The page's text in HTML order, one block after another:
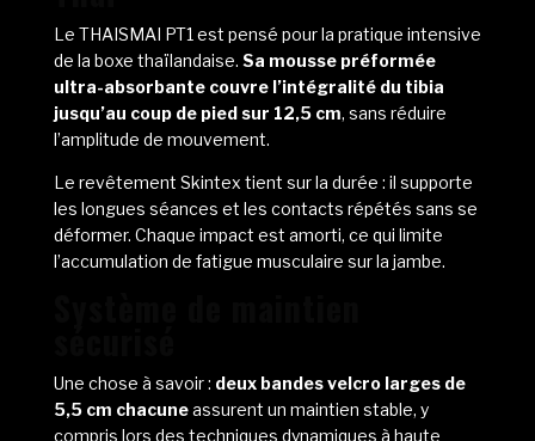
Le THAISMAI PT1 est pensé pour la pratique intensive
de la boxe thaïlandaise. Sa mousse préformée
ultra-absorbante couvre l’intégralité du tibia
jusqu’au coup de pied sur 12,5 cm, sans réduire
l’amplitude de mouvement.
Le revêtement Skintex tient sur la durée : il supporte
les longues séances et les contacts répétés sans se
déformer. Chaque impact est amorti, ce qui limite
l’accumulation de fatigue musculaire sur la jambe.
Une chose à savoir : deux bandes velcro larges de
5,5 cm chacuneassurent un maintien stable, y
compris lors des techniques dynamiques à haute